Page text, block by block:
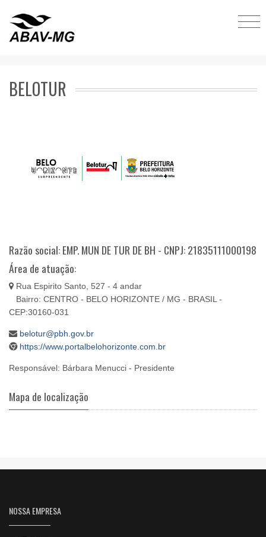
BELOTUR
Razão social: EMP. MUN DE TUR DE BH - CNPJ: 21835111000198
Área de atuação:
Rua Espirito Santo, 527 - 4 andar
Bairro: CENTRO - BELO HORIZONTE / MG - BRASIL -
CEP:30160-031
belotur@pbh.gov.br
https://www.portalbelohorizonte.com.br
Responsável: Bárbara Menucci - Presidente
Mapa de localização
NOSSA EMPRESA